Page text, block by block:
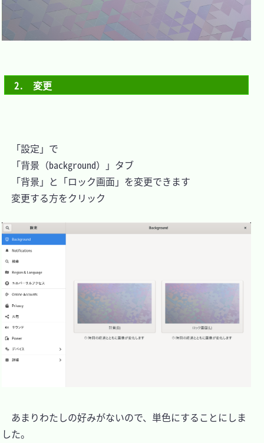
2.　変更
「設定」で
「背景（background）」タブ
「背景」と「ロック画面」を変更できます
変更する方をクリック
あまりわたしの好みがないので、単色にすることにしま
した。